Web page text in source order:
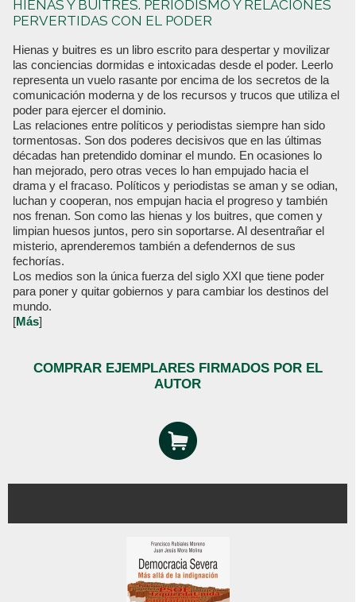
HIENAS Y BUITRES. PERIODISMO Y RELACIONES
PERVERTIDAS CON EL PODER
Hienas y buitres es un libro escrito para despertar y movilizar
las conciencias dormidas e intoxicadas desde el poder. Leerlo
representa un vuelo rasante por encima de los secretos de la
comunicación moderna y de los recursos y trucos que utiliza el
poder para ejercer el dominio.
Las relaciones entre políticos y periodistas siempre han sido
tormentosas. Son dos poderes decisivos que en las últimas
décadas han pretendido dominar el mundo. En ocasiones lo
han mejorado, pero otras veces lo han empujado hacia el
drama y el fracaso. Políticos y periodistas se aman y se odian,
luchan y cooperan, nos empujan hacia el progreso y también
nos frenan. Son como las hienas y los buitres, que comen y
limpian huesos juntos, pero sin soportarse. Al desentrañar el
misterio, aprenderemos también a defendernos de sus
fechorías.
Los medios son la única fuerza del siglo XXI que tiene poder
para poner y quitar gobiernos y para cambiar los destinos del
mundo.
[Más]
COMPRAR EJEMPLARES FIRMADOS POR EL
AUTOR